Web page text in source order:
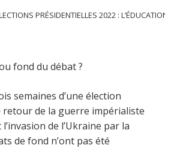
PRÉSIDENTIELLES 2022 : L’ÉDUCATION
fond du débat ?
semaines d’une élection
retour de la guerre impérialiste
de l’Ukraine par la
de fond n’ont pas été